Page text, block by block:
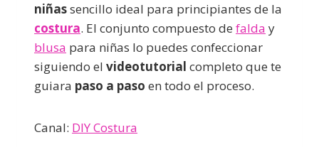
niñassencillo ideal para principiantes de la
costura. El conjunto compuesto de falda y
blusa para niñas lo puedes confeccionar
siguiendo el videotutorial completo que te
guiara paso a paso en todo el proceso.
Canal: DIY Costura